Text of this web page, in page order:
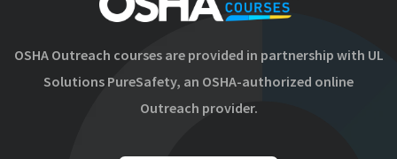
OSHA Outreach courses are provided in partnership with UL
Solutions PureSafety, an OSHA-authorized online
Outreach provider.